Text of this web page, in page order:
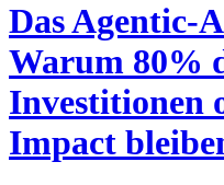
Das Agentic-
Warum 80%
Investitionen
Impact